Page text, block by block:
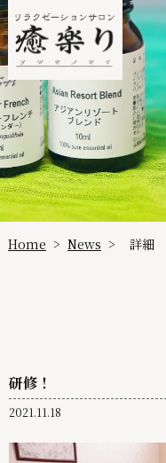
Home > News > 詳細
研修！
2021.11.18